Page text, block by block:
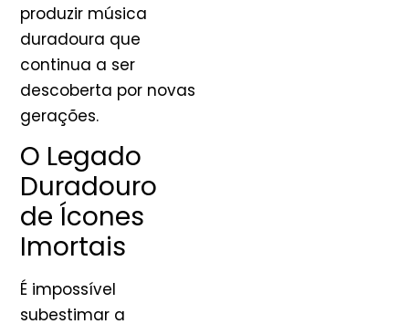
produzir música
duradoura que
continua a ser
descoberta por novas
gerações.
O Legado
Duradouro
de Ícones
Imortais
É impossível
subestimar a